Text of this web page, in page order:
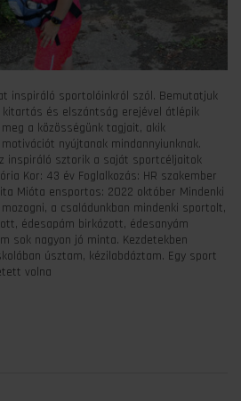
inspiráló sportolóinkról szól. Bemutatjuk
és elszántság erejével átlépik
a közösségünk tagjait, akik
nyújtanak mindannyiunknak.
inspiráló sztorik a saját sportcéljaitok
Kor: 43 év Foglalkozás: HR szakember
Mióta ensportos: 2022 október Mindenki
a családunkban mindenki sportolt,
édesapám birkózott, édesanyám
sok nagyon jó minta. Kezdetekben
úsztam, kézilabdáztam. Egy sport
volna